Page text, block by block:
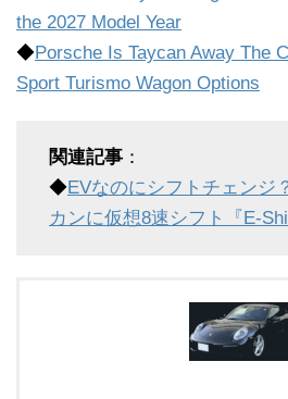
the 2027 Model Year
◆Porsche Is Taycan Away The
Sport Turismo Wagon Options
関連記事 ：
◆EVなのにシフトチェンジ
カンに仮想8速シフト『E-